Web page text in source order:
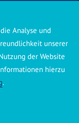
können wir
24/7-
Mitarbeiter
aus
Betriebe sind
über die
und ortsübliche
86
Analyse und
unserer
der Website
hierzu
.